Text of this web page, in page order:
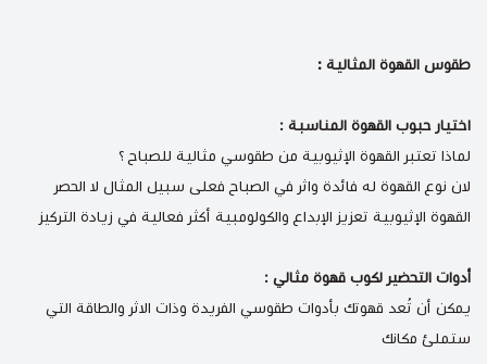
طقوس القهوة المثالية :
اختيار حبوب القهوة المناسبة :
لماذا تعتبر القهوة الإثيوبية من طقوسي مثالية للصباح ؟
لان نوع القهوة له فائدة واثر في الصباح فعلى سبيل المثال لا الحصر
القهوة الإثيوبية تعزيز الإبداع والكولومبية أكثر فعالية في زيادة التركيز
أدوات التحضير لكوب قهوة مثالي :
يمكن أن تُعد قهوتك بأدوات طقوسي الفريدة وذات الاثر والطاقة التي
ستملئ مكانك